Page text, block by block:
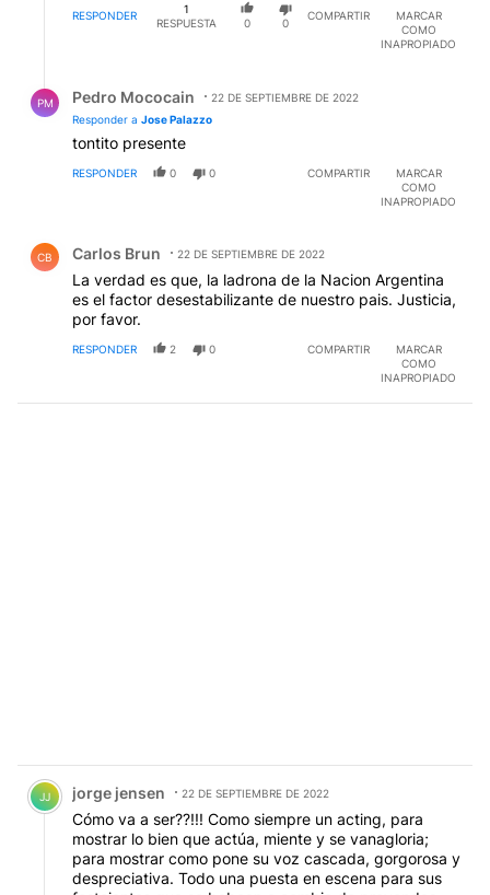
RESPONDER
1
RESPUESTA
0 0
COMPARTIR
MARCAR
COMO
INAPROPIADO
PM Pedro Mococain
22 DE SEPTIEMBRE DE 2022
Responder a Jose Palazzo
tontito presente
RESPONDER 0 0 COMPARTIR
MARCAR
COMO
INAPROPIADO
CB Carlos Brun 22 DE SEPTIEMBRE DE 2022
La verdad es que, la ladrona de la Nacion Argentina
es el factor desestabilizante de nuestro pais. Justicia,
por favor.
RESPONDER 2 0 COMPARTIR
MARCAR
COMO
INAPROPIADO
Comentario de jorge jensen.
JJ jorge jensen 22 DE SEPTIEMBRE DE 2022
Cómo va a ser??!!! Como siempre un acting, para
mostrar lo bien que actúa, miente y se vanagloria;
para mostrar como pone su voz cascada, gorgorosa y
despreciativa. Todo una puesta en escena para sus